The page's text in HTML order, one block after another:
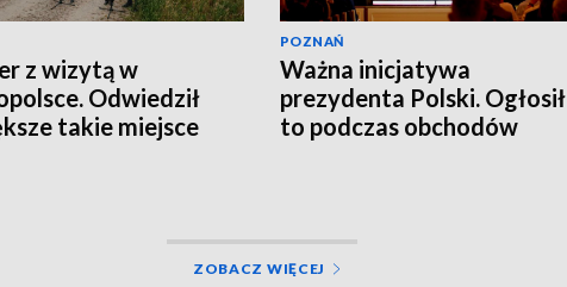
z wizytą w
Odwiedził
takie miejsce
POZNAŃ
Ważna inicjatywa
prezydenta Polski. Ogłosił
to podczas obchodów
ZOBACZ WIĘCEJ